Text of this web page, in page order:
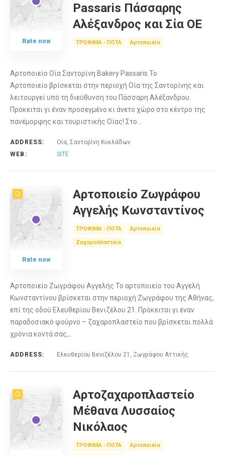
Rate now
Passaris Πάσσαρης
Αλέξανδρος και Σία ΟΕ
ΤΡΟΦΙΜΑ - ΠΟΤΑ Αρτοποιεία
Αρτοποιείο Οία Σαντορίνη Bakery Passaris Το
Αρτοποιείο βρίσκεται στην περιοχή Οία της Σαντορίνης και
λειτουργεί υπό τη διεύθυνση του Πάσσαρη Αλέξανδρου.
Πρόκειται γι έναν προσεγμένο κι άνετο χώρο στο κέντρο της
πανέμορφης και τουριστικής Οίας! Στο…
ADDRESS:
Οία, Σαντορίνη Κυκλάδων
WEB:
SITE
Rate now
Αρτοποιείο Ζωγράφου
Αγγελής Κωνσταντίνος
ΤΡΟΦΙΜΑ - ΠΟΤΑ Αρτοποιεία
Ζαχαροπλαστεία
Αρτοποιείο Ζωγράφου Αγγελής Το αρτοποιείο του Αγγελή
Κωνσταντίνου βρίσκεται στην περιοχή Ζωγράφου της Αθήνας,
επί της οδού Ελευθερίου Βενιζέλου 21. Πρόκειται γι έναν
παραδοσιακό φούρνο – ζαχαροπλαστείο που βρίσκεται πολλά
χρόνια κοντά σας,…
ADDRESS: Ελευθερίου Βενιζέλου 21, Ζωγράφου Αττικής
Αρτοζαχαροπλαστείο
Μέθανα Λυσσαίος
Νικόλαος
ΤΡΟΦΙΜΑ - ΠΟΤΑ Αρτοποιεία